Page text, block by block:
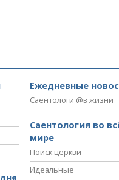
Ежедневные
Саентологи @в жизни
Саентология во
мире
Поиск церкви
Идеальные